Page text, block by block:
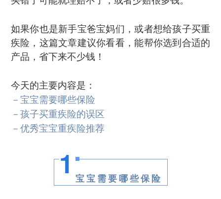
如果你也是新手宝爸宝妈们，或者想给孩子买重
疾险，这篇文章建议你看看，能帮你选到合适的
产品，省下来不少钱！
今天的主要内容是：
－宝宝需要哪些保险
－孩子买重疾险的误区
－优秀宝宝重疾险推荐
1 宝宝需要哪些保险